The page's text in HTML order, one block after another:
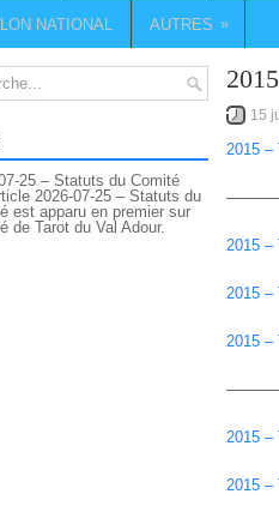
NATIONAL AUTRES »
15
2015 –
2015 –
2015 –
2015 –
2015 –
2015 –
25 – Statuts du Comité
2026-07-25 – Statuts du
est apparu en premier sur
de Tarot du Val Adour.